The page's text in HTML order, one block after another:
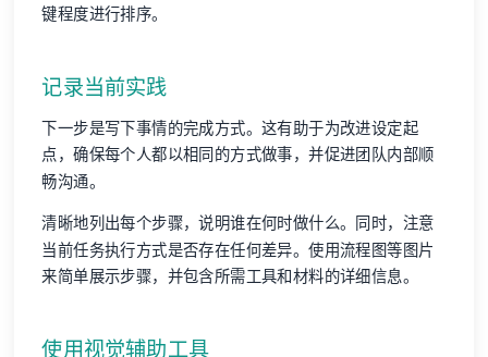
键程度进行排序。
记录当前实践
下一步是写下事情的完成方式。这有助于为改进设定起
点，确保每个人都以相同的方式做事，并促进团队内部顺
畅沟通。
清晰地列出每个步骤，说明谁在何时做什么。同时，注意
当前任务执行方式是否存在任何差异。使用流程图等图片
来简单展示步骤，并包含所需工具和材料的详细信息。
使用视觉辅助工具